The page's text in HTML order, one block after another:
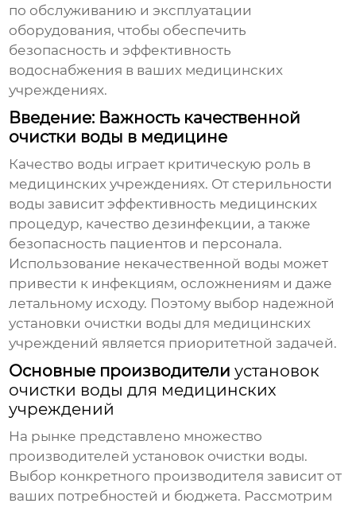
по обслуживанию и эксплуатации
оборудования, чтобы обеспечить
безопасность и эффективность
водоснабжения в ваших медицинских
учреждениях.
Введение: Важность качественной
очистки воды в медицине
Качество воды играет критическую роль в
медицинских учреждениях. От стерильности
воды зависит эффективность медицинских
процедур, качество дезинфекции, а также
безопасность пациентов и персонала.
Использование некачественной воды может
привести к инфекциям, осложнениям и даже
летальному исходу. Поэтому выбор надежной
установки очистки воды для медицинских
учреждений является приоритетной задачей.
Основные производителиустановок
очистки воды для медицинских
учреждений
На рынке представлено множество
производителейустановок очистки воды.
Выбор конкретного производителя зависит от
ваших потребностей и бюджета. Рассмотрим